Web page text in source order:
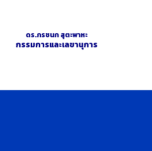
ดร.กรชนก สุตะพาหะ
กรรมการและเลขานุการ